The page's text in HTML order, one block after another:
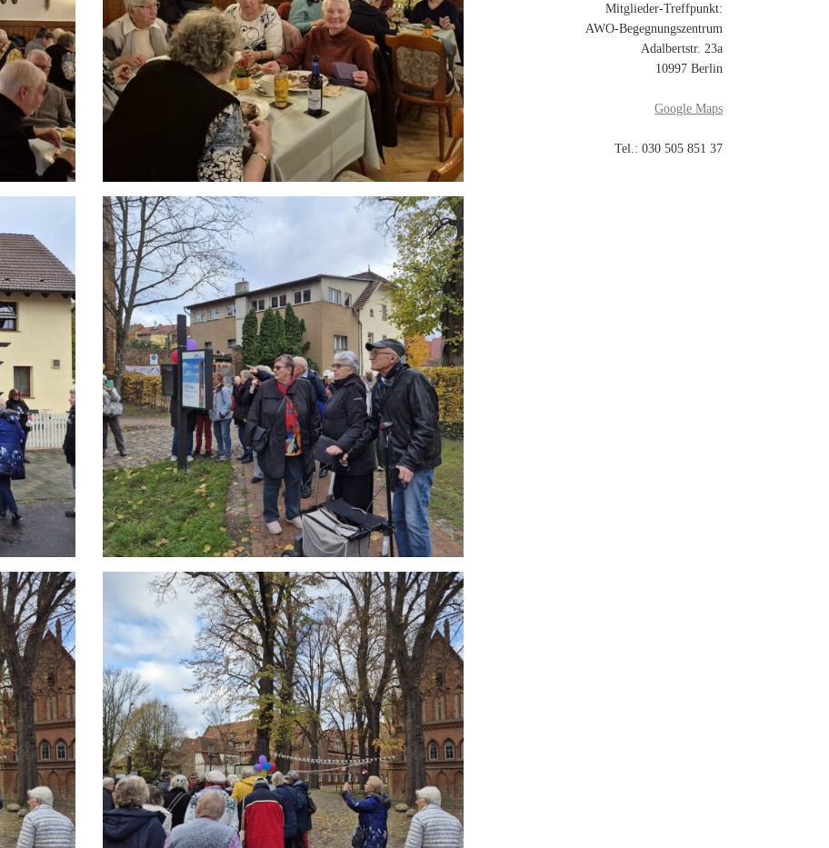
Mitglieder-Treffpunkt:
AWO-Begegnungszentrum
Adalbertstr. 23a
10997 Berlin
Google Maps
Tel.: 030 505 851 37